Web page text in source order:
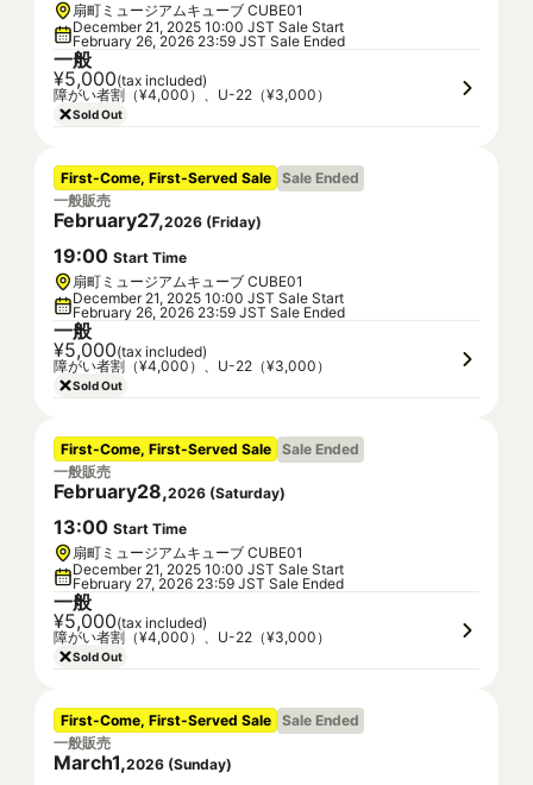
扇町ミュージアムキューブ CUBE01
December 21, 2025 10:00 JST Sale Start
February 26, 2026 23:59 JST Sale Ended
一般
¥5,000(tax included)
障がい者割（¥4,000）、U-22（¥3,000）
Sold Out
First-Come, First-Served Sale Sale Ended
一般販売
February27,2026 (Friday)
19:00 Start Time
扇町ミュージアムキューブ CUBE01
December 21, 2025 10:00 JST Sale Start
February 26, 2026 23:59 JST Sale Ended
一般
¥5,000(tax included)
障がい者割（¥4,000）、U-22（¥3,000）
Sold Out
First-Come, First-Served Sale Sale Ended
一般販売
February28,2026 (Saturday)
13:00 Start Time
扇町ミュージアムキューブ CUBE01
December 21, 2025 10:00 JST Sale Start
February 27, 2026 23:59 JST Sale Ended
一般
¥5,000(tax included)
障がい者割（¥4,000）、U-22（¥3,000）
Sold Out
First-Come, First-Served Sale Sale Ended
一般販売
March1,2026 (Sunday)